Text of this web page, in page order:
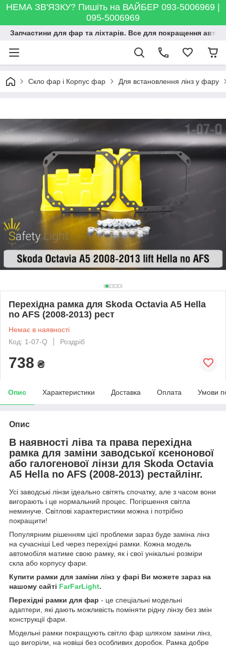
НЕМА ЗВ'ЯЗКУ? Пишіть на ВАЙБЕР 093-5006969 |
095-5006969
Запчастини для фар та ліхтарів. Все для покращення
Скло фар і Корпус фар Для встановлення лінз у фару
Перехідна рамка для Skoda Octavia A5 Hella
no AFS (2008-2013) рест
Немає в наявності
Код: 1-07-Q
Роздріб
738 ₴
Опис Характеристики Доставка Оплата Умови
Опис
В наявності ліва та права перехідна
рамка для заміни заводської ксенонової
або галогенової лінзи для Skoda Octavia
A5 Hella no AFS (2008-2013) рестайлінг.
Усі заводські лінзи ідеально світять спочатку, але з часом вони
вигорають і це нормальний процес. Погіршення світла
неминуче. Світлові характеристики можна і потрібно
покращити!
Популярним рішенням цієї проблеми зараз буде заміна лінз
на сучасніші Led через перехідні рамки. Кожна модель
автомобіля матиме свою рамку, як і свої унікальні розміри
скла або корпусу фари.
Купити рамки для заміни лінз у фарі Ви можете зараз на
нашому сайті FarFarLight.
Перехідні рамки для фар - це спеціальні модельні
адаптери, які дають можливість поміняти рідну лінзу без змін
конструкції фари.
Модельні рамки покращують світло фар шляхом заміни лінз,
що вигоріли, на новіші без особливих доробок. Рамка добре